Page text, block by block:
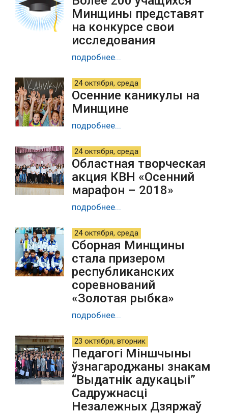
Минщины представят
на конкурсе свои
исследования
подробнее...
24 октября, среда
Осенние каникулы на
Минщине
подробнее...
24 октября, среда
Областная творческая
акция КВН «Осенний
марафон – 2018»
подробнее...
24 октября, среда
Сборная Минщины
стала призером
республиканских
соревнований
«Золотая рыбка»
подробнее...
23 октября, вторник
Педагогі Міншчыны
ўзнагароджаны знакам
“Выдатнік адукацыі”
Садружнасці
Незалежных Дзяржаў